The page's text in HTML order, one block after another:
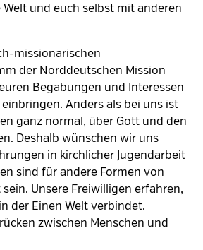
Welt und euch selbst mit anderen
missionarischen
der Norddeutschen Mission
Begabungen und Interessen
Anders als bei uns ist
ganz normal, über Gott und den
Deshalb wünschen wir uns
in kirchlicher Jugendarbeit
sind für andere Formen von
Unsere Freiwilligen erfahren,
der Einen Welt verbindet.
zwischen Menschen und